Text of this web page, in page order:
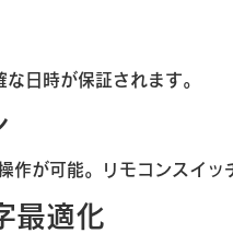
日時が保証されます。
作が可能。リモコンスイッ
最適化